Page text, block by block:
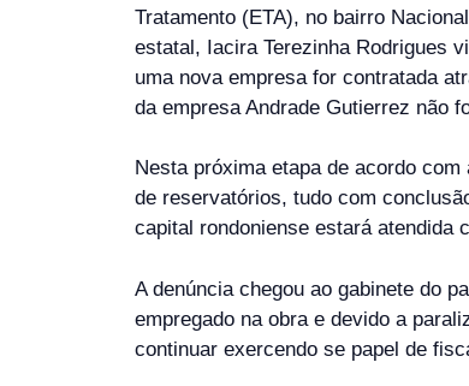
Tratamento (ETA), no bairro
estatal, Iacira Terezinha Rodrigues
uma nova empresa for contratada
da empresa Andrade Gutierrez não
Nesta próxima etapa de acordo
de reservatórios, tudo com
capital rondoniense estará atendida
A denúncia chegou ao gabinete do
empregado na obra e devido a
continuar exercendo se papel de